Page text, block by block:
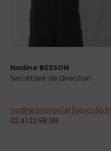
Nadine BESSON
Secrétaire de Direction
.
nadine.besson[@]gescolia.fr
02.41.22.98.98